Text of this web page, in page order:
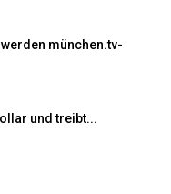
münchen.tv-
und treibt...